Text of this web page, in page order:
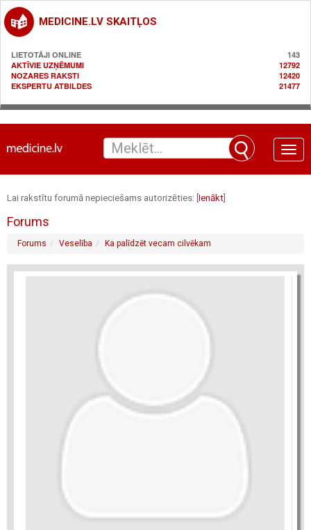
MEDICINE.LV SKAITĻOS
LIETOTĀJI ONLINE
143
AKTĪVIE UZŅĒMUMI
12792
NOZARES RAKSTI
12420
EKSPERTU ATBILDES
21477
Toggle
Lai rakstītu forumā nepieciešams autorizēties: [ Ienākt
Forums
Forums Veselība Ka palīdzēt vecam cilvēkam